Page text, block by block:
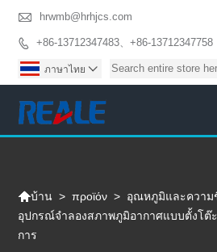
 hrwmb@hrhjcs.com
 +86-13712347483、+86-13712347758
ภาษาไทย 
บ้าน > προϊόν > อุณหภูมิและความ
อุปกรณ์จำลองสภาพภูมิอากาศแบบตั้งโต๊
การ